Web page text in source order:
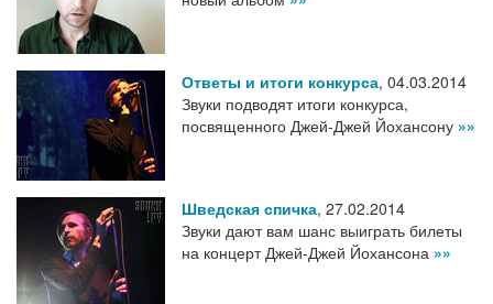
Ответы и итоги конкурса, 04.03.2014
Звуки подводят итоги конкурса,
посвященного Джей-Джей Йохансону »»
Шведская спичка, 27.02.2014
Звуки дают вам шанс выиграть билеты
на концерт Джей-Джей Йохансона »»